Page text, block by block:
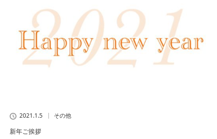
2021.1.5 その他
新年ご挨拶